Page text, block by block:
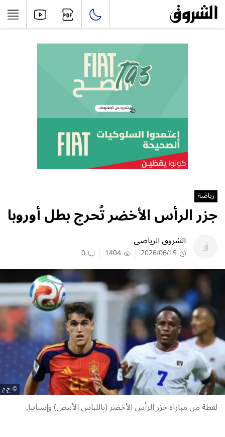
رياضة
جزر الرأس الأخضر تُحرج بطل أوروبا
الشروق الرياضي
2026/06/15
1404
0
ح.م
لقطة من مباراة جزر الرأس الأخضر (بِاللباس الأبيض) وإسبانيا.